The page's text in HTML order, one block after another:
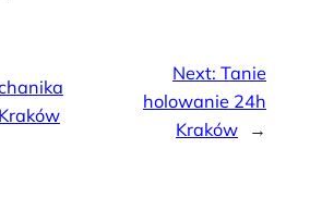
Next: Tanie
holowanie 24h
Kraków
→